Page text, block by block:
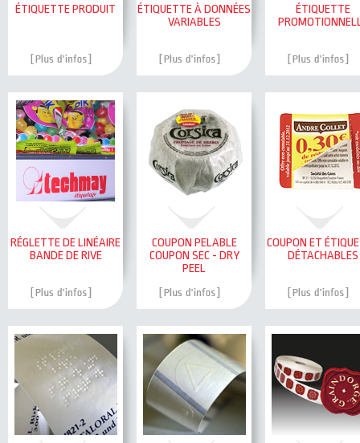
ÉTIQUETTE PRODUIT
ÉTIQUETTE À DONNÉES
VARIABLES
ÉTIQUETTE
RÉGLETTE DE LINÉAIRE
BANDE DE RIVE
COUPON PELABLE
COUPON SEC - DRY
PEEL
COUPON ET
DÉTACHABLES